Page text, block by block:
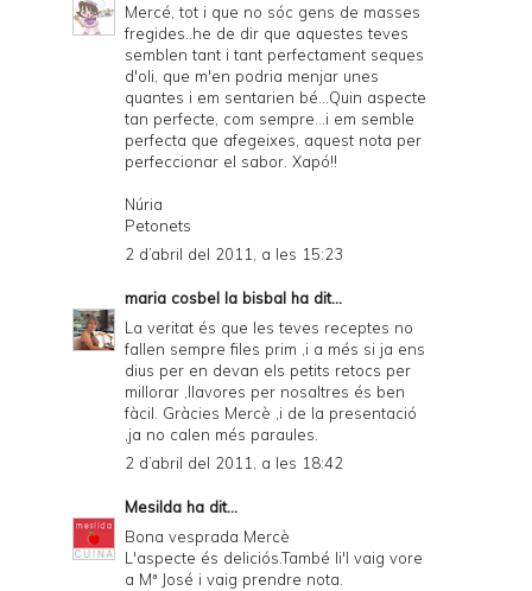
Mercé, tot i que no sóc gens de masses
fregides..he de dir que aquestes teves
semblen tant i tant perfectament seques
d'oli, que m'en podria menjar unes
quantes i em sentarien bé...Quin aspecte
tan perfecte, com sempre...i em semble
perfecta que afegeixes, aquest nota per
perfeccionar el sabor. Xapó!!
Núria
Petonets
2 d’abril del 2011, a les 15:23
maria cosbel la bisbal ha dit...
La veritat és que les teves receptes no
fallen sempre files prim ,i a més si ja ens
dius per en devan els petits retocs per
millorar ,llavores per nosaltres és ben
fàcil. Gràcies Mercè ,i de la presentació
,ja no calen més paraules.
2 d’abril del 2011, a les 18:42
Mesilda ha dit...
Bona vesprada Mercè
L'aspecte és deliciós.També li'l vaig vore
a Mª José i vaig prendre nota.